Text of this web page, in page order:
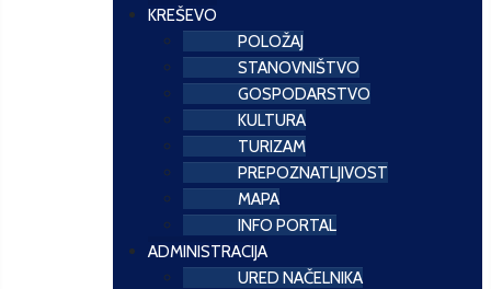
KREŠEVO
POLOŽAJ
STANOVNIŠTVO
GOSPODARSTVO
KULTURA
TURIZAM
PREPOZNATLJIVOST
MAPA
INFO PORTAL
ADMINISTRACIJA
URED NAČELNIKA